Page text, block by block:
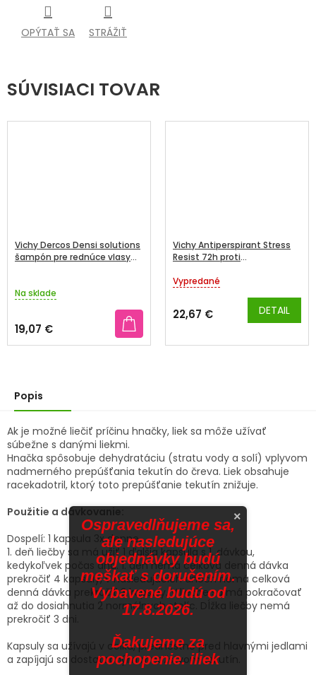
OPÝTAŤ SA STRÁŽIŤ
SÚVISIACI TOVAR
Vichy Dercos Densi solutions
šampón pre rednúce vlasy
Na sklade
19,07 €
Vichy Antiperspirant Stress
Resist 72h proti
on 2x50ml
Priemerné
produktu
je
z
Vypredané
22,67 € DETAIL
Popis
Ak je možné liečiť príčinu hnačky, liek sa môže užívať
súbežne s danými liekmi.
Hnačka spôsobuje dehydratáciu (stratu vody a solí) vplyvom
nadmerného prepúšťania tekutín do čreva. Liek obsahuje
racekadotril, ktorý toto prepúšťanie tekutín znižuje.
Použitie a dávkovanie:
Dospelí: 1 kapsula 3x denne.
1. deň liečby sa má užiť 1 ďalšia kapsula s 1. dávkou,
kedykoľvek počas dňa. 1. deň nemá celková denná dávka
prekročiť 4 kapsuly, v nasledujúcich dňoch nemá celková
denná dávka prekročiť 3 kapsuly. V liečbe sa má pokračovať
až do dosiahnutia 2 normálnych stolíc. Dĺžka liečby nemá
prekročiť 3 dni.
Kapsuly sa užívajú v celku, prednostne pred hlavnými jedlami
a zapíjajú sa dostatočným množstvom tekutín.
×
Ospravedlňujeme sa,
ale nasledujúce
objednávky budú
meškať s doručením.
Vybavené budú od
17.8.2026.
Ďakujeme za
pochopenie. iliek